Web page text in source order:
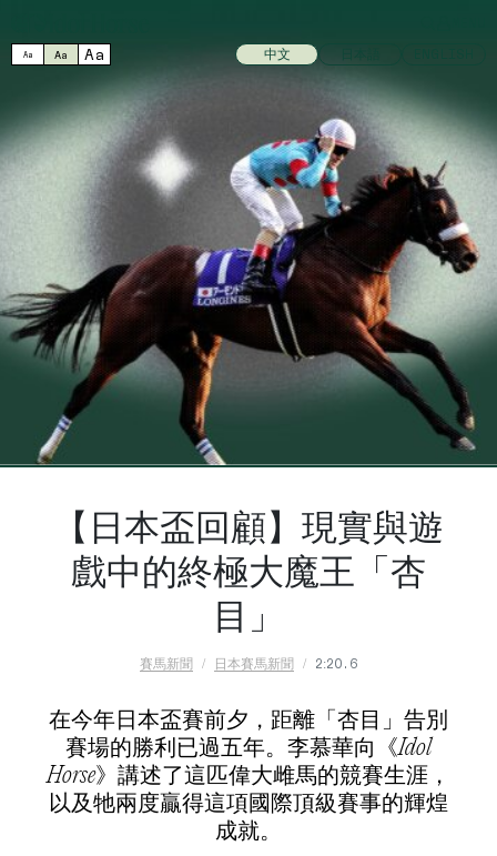
Aa Aa Aa 中文
【日本盃回顧】現實與遊
戲中的終極大魔王「杏
目」
賽馬新聞 日本賽馬新聞 2:20.6
在今年日本盃賽前夕，距離「杏目」告別
賽場的勝利已過五年。李慕華向《Idol
Horse》講述了這匹偉大雌馬的競賽生涯，
以及牠兩度贏得這項國際頂級賽事的輝煌
成就。